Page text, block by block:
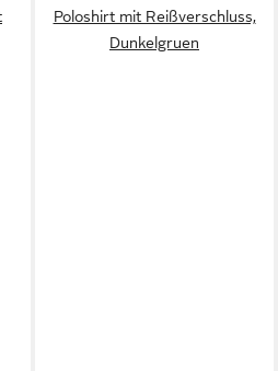
Poloshirt mit Reißverschluss,
Dunkelgruen